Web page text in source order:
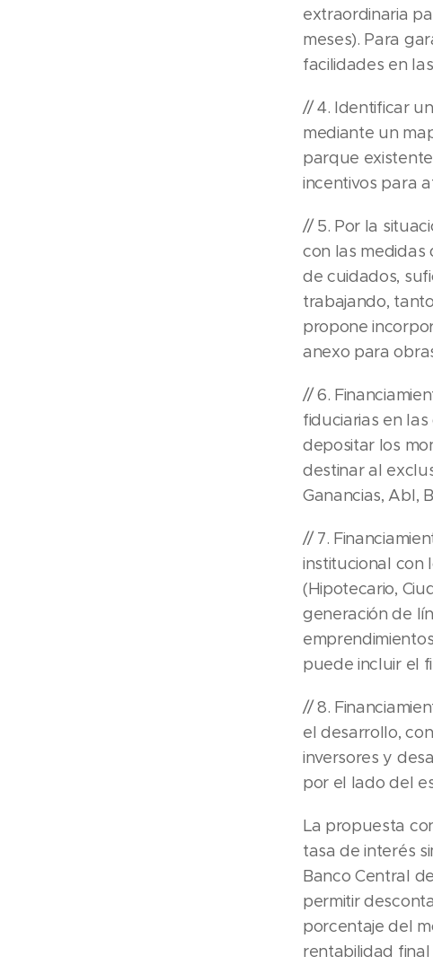
extraordinaria
meses). Para
facilidades en
// 4. Identificar
mediante un
parque
incentivos para
// 5. Por la
con las medidas
de cuidados,
trabajando,
propone
anexo para
// 6.
fiduciarias en
depositar los
destinar al
Ganancias, Abl,
// 7.
institucional con
(Hipotecario,
generación de
puede incluir el
// 8.
el desarrollo,
inversores y
por el lado del
La propuesta
tasa de interés
Banco Central
permitir
porcentaje del
rentabilidad